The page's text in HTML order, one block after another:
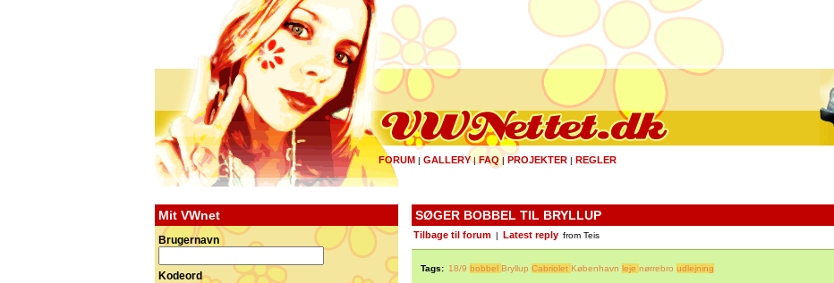
FORUM | GALLERY|FAQ | PROJEKTER | REGLER
Mit VWnet
Brugernavn
Kodeord
SØGER BOBBEL TIL BRYLLUP
Tilbage til forum Latest reply from Teis
Tags: 18/9 bobbel Bryllup Cabriolet København leje nørrebro udlejning